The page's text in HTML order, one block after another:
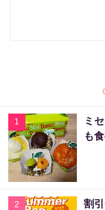
1
ミ
も
2
割